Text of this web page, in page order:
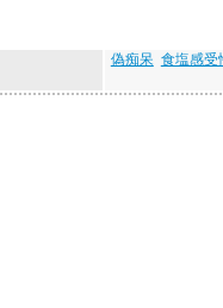
偽痴呆 食塩感受